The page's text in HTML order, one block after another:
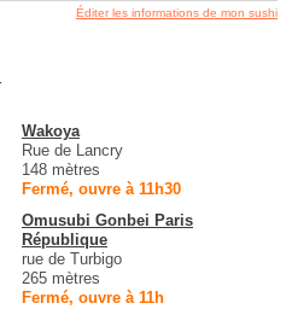
Éditer les informations de mon sushi
Wakoya
Rue de Lancry
148 mètres
Fermé, ouvre à 11h30
Omusubi Gonbei Paris
République
rue de Turbigo
265 mètres
Fermé, ouvre à 11h